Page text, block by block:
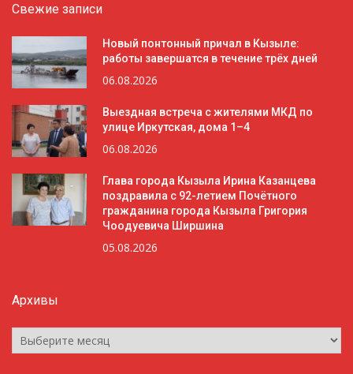
Свежие записи
Новый понтонный причал в Кызыле:
работы завершатся в течение трёх дней
06.08.2026
Выездная встреча с жителями МКД по
улице Иркутская, дома 1–4
06.08.2026
Глава города Кызыла Ирина Казанцева
поздравила с 92-летием Почётного
гражданина города Кызыла Григория
Чоодуевича Ширшина
05.08.2026
Архивы
Архивы